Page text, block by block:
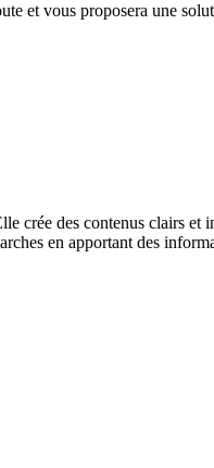
et vous proposera une
crée des contenus clairs
en apportant des